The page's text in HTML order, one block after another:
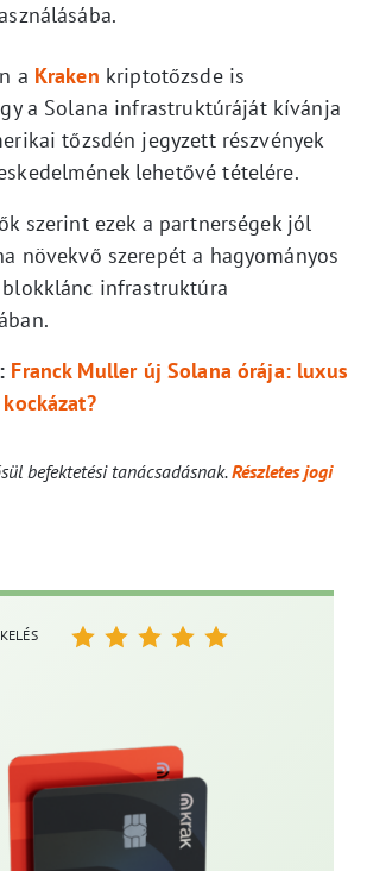
a Kraken kriptotőzsde is
a Solana infrastruktúráját kívánja
tőzsdén jegyzett részvények
lehetővé tételére.
szerint ezek a partnerségek jól
növekvő szerepét a hagyományos
blokklánc infrastruktúra
Franck Muller új Solana órája: luxus
befektetési tanácsadásnak.Részletes jogi